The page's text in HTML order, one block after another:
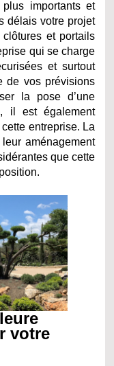
importants et
délais votre projet
et portails
qui se charge
et surtout
de vos prévisions
la pose d’une
il est également
entreprise. La
aménagement
que cette
votre